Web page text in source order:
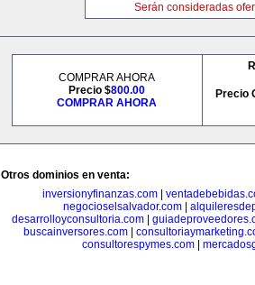
Serán consideradas
COMPRAR AHORA
Precio $800.00
COMPRAR AHORA
Precio
Otros dominios en venta:
inversionyfinanzas.com|
negocioselsalvador.com|
desarrolloyconsultoria.com
buscainversores.com|
consultorespymes.com|